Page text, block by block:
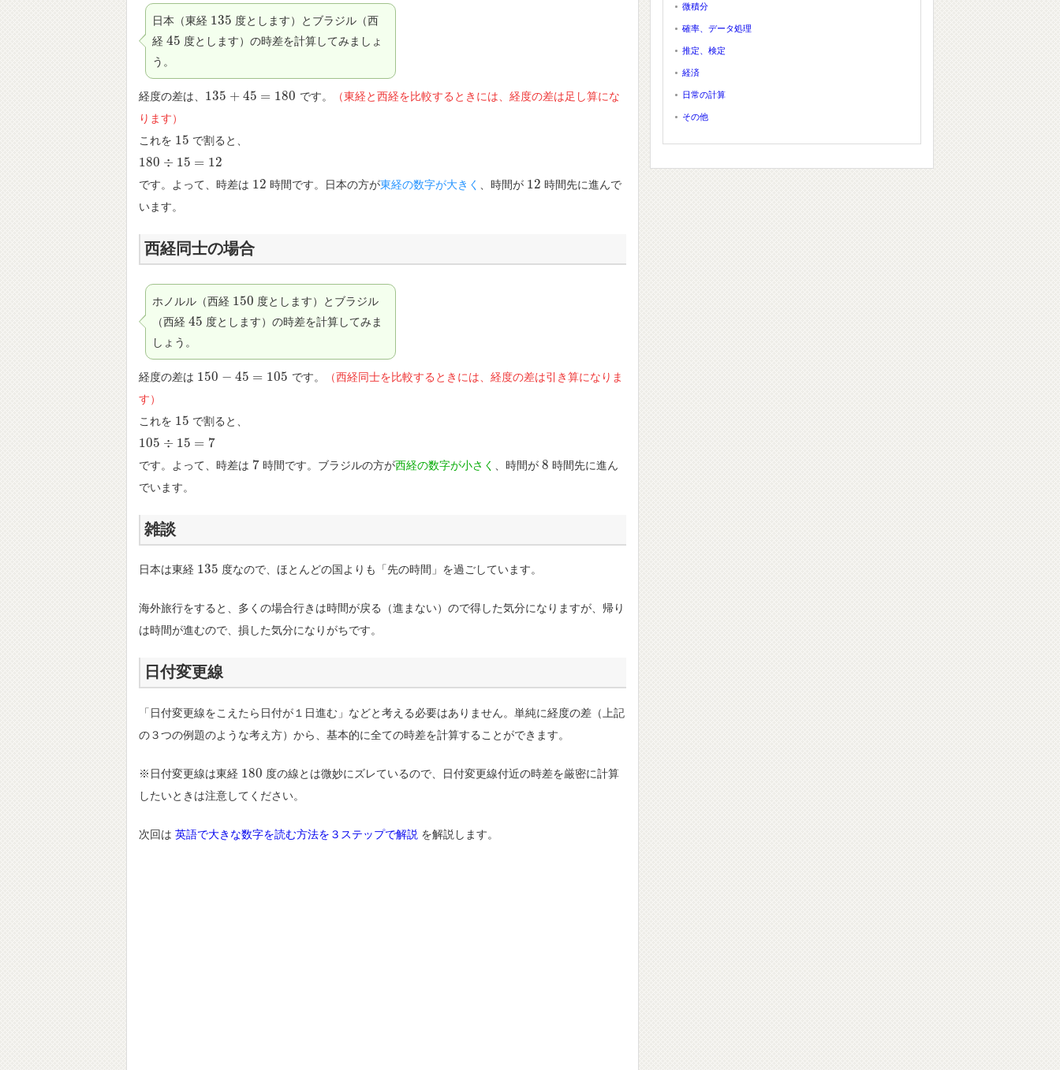
日本（東経 135
135 度とします）とブラジル（西
経 45
45 度とします）の時差を計算してみましょ
う。
経度の差は、 135 + 45 = 180
135+ 45 =180 です。
（東経と西経を比較するときには、経度の差は足し算にな
ります）
これを 15
15 で割ると、
180 ÷ 15 = 12
180÷ 15 =12
です。よって、時差は 12
12 時間です。日本の方が東経の数字が大きく 、時間が 12
12 時間先に進んで
います。
西経同士の場合
ホノルル（西経 150
150 度とします）とブラジル
（西経 45
45 度とします）の時差を計算してみま
しょう。
経度の差は 150 − 45 = 105
150− 45 =105 です。
（西経同士を比較するときには、経度の差は引き算になりま
す）
これを 15
15 で割ると、
105 ÷ 15 = 7
105÷ 15 =7
です。よって、時差は 7
7 時間です。ブラジルの方が西経の数字が小さく 、時間が8
8 時間先に進ん
でいます。
雑談
日本は東経 135
135 度なので、ほとんどの国よりも「先の時間」を過ごしています。
海外旅行をすると、多くの場合行きは時間が戻る（進まない）ので得した気分になりますが、帰り
は時間が進むので、損した気分になりがちです。
日付変更線
「日付変更線をこえたら日付が１日進む」などと考える必要はありません。単純に経度の差（上記
の３つの例題のような考え方）から、基本的に全ての時差を計算することができます。
※日付変更線は東経 180
180 度の線とは微妙にズレているので、日付変更線付近の時差を厳密に計算
したいときは注意してください。
次回は 英語で大きな数字を読む方法を３ステップで解説 を解説します。
微積分
確率、データ処理
推定、検定
経済
日常の計算
その他